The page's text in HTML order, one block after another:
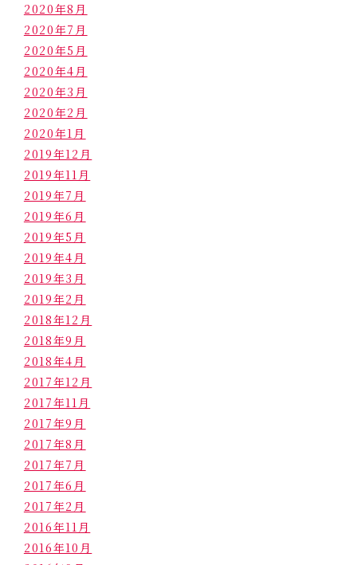
2020年8月
2020年7月
2020年5月
2020年4月
2020年3月
2020年2月
2020年1月
2019年12月
2019年11月
2019年7月
2019年6月
2019年5月
2019年4月
2019年3月
2019年2月
2018年12月
2018年9月
2018年4月
2017年12月
2017年11月
2017年9月
2017年8月
2017年7月
2017年6月
2017年2月
2016年11月
2016年10月